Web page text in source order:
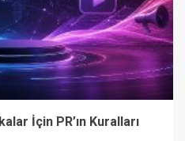
İçin PR’ın Kuralları